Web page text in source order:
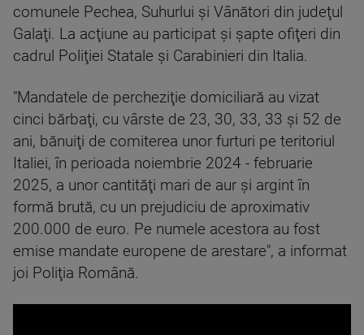
comunele Pechea, Suhurlui şi Vânători din judeţul
Galaţi. La acţiune au participat şi şapte ofiţeri din
cadrul Poliţiei Statale şi Carabinieri din Italia.
"Mandatele de percheziţie domiciliară au vizat
cinci bărbaţi, cu vârste de 23, 30, 33, 33 şi 52 de
ani, bănuiţi de comiterea unor furturi pe teritoriul
Italiei, în perioada noiembrie 2024 - februarie
2025, a unor cantităţi mari de aur şi argint în
formă brută, cu un prejudiciu de aproximativ
200.000 de euro. Pe numele acestora au fost
emise mandate europene de arestare", a informat
joi Poliţia Română.